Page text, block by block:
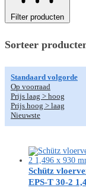
Filter producten
Sorteer
Standaard volgorde
Op voorraad
Prijs laag > hoog
Prijs hoog > laag
Nieuwste
Schütz
EPS-T 30-2